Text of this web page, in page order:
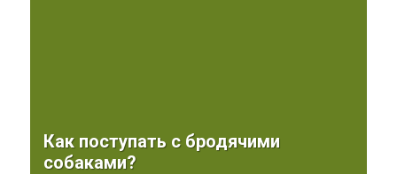
Как поступать с бродячими
собаками?